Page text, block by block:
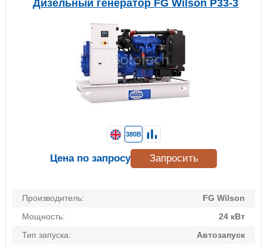
Дизельный генератор FG Wilson P33-3
Производитель:
FG Wilson
Мощность:
24 кВт
Тип запуска:
Автозапуск
380В
Цена по запросу Запросить